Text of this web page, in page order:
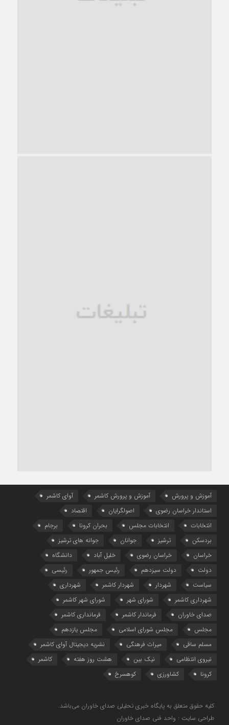
آموزش و پرورش آموزش و پرورش کاشمر
آوای کاشمر
استاندار خراسان رضوی
اصولگرایان
اقتصاد
انتخابات
انتخابات مجلس بحران کرونا
برجام
بردسکن
ترشیز جوانان
جوانه های ترشیز
خراسان
خراسان رضوی خلیل آباد
دانشگاه
دولت
دولت سیزدهم رئیس جمهور
رئیسی
سیاست
شهردار شهردار کاشمر
شهرداری
شهرداری کاشمر
شورای شهر
شورای شهر کاشمر
صدای خاوران
فرماندار کاشمر
فرمانداری کاشمر
مجلس
مجلس شورای اسلامی
مجلس یازدهم
مسلم ساقی
میراث فرهنگی
نشریه دیجیتال آوای کاشمر
نیروی انتظامی
نیک بین هشت روز هفته
کاشمر
کرونا
کشاورزی کوهسرخ
کلیه حقوق متعلق به پایگاه خبری تحلیلی صدای خاوران می‌باشد.
طراحی سایت : واحد فنی صدای خاوران